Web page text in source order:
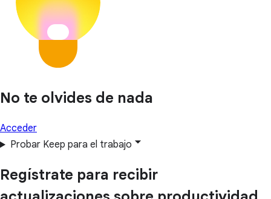
No te olvides de nada
Acceder
Probar Keep para el trabajo
Regístrate para recibir